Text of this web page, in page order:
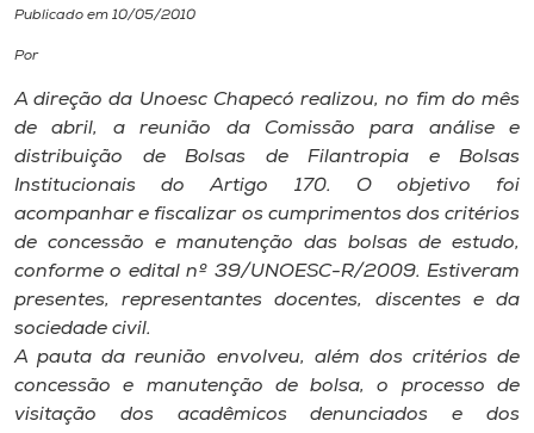
Cultura
CPA
Biblioteca
Editora
Rádio
Museu
Publicado em 10/05/2010
Por
A direção da Unoesc Chapecó realizou, no fim do mês
de abril, a reunião da Comissão para análise e
distribuição de Bolsas de Filantropia e Bolsas
Institucionais do Artigo 170. O objetivo foi
acompanhar e fiscalizar os cumprimentos dos critérios
de concessão e manutenção das bolsas de estudo,
conforme o edital nº 39/UNOESC-R/2009. Estiveram
presentes, representantes docentes, discentes e da
sociedade civil.
A pauta da reunião envolveu, além dos critérios de
concessão e manutenção de bolsa, o processo de
visitação dos acadêmicos denunciados e dos